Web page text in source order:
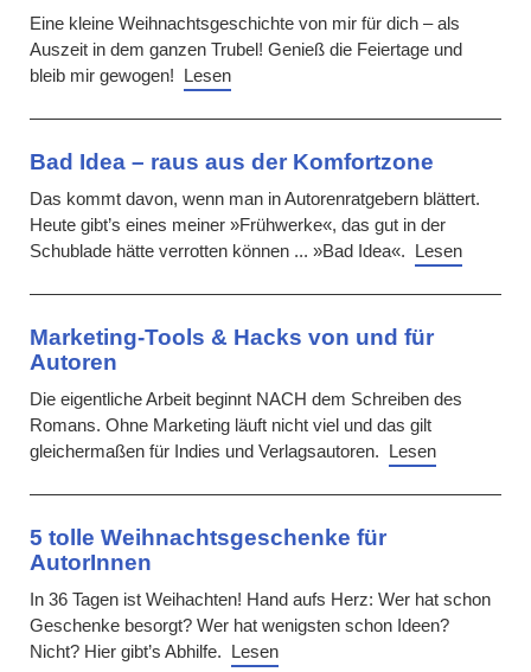
Eine kleine Weihnachtsgeschichte von mir für dich – als
Auszeit in dem ganzen Trubel! Genieß die Feiertage und
bleib mir gewogen! Lesen
Bad Idea – raus aus der Komfortzone
Das kommt davon, wenn man in Autorenratgebern blättert.
Heute gibt’s eines meiner »Frühwerke«, das gut in der
Schublade hätte verrotten können ... »Bad Idea«. Lesen
Marketing-Tools & Hacks von und für
Autoren
Die eigentliche Arbeit beginnt NACH dem Schreiben des
Romans. Ohne Marketing läuft nicht viel und das gilt
gleichermaßen für Indies und Verlagsautoren. Lesen
5 tolle Weihnachtsgeschenke für
AutorInnen
In 36 Tagen ist Weihachten! Hand aufs Herz: Wer hat schon
Geschenke besorgt? Wer hat wenigsten schon Ideen?
Nicht? Hier gibt’s Abhilfe. Lesen